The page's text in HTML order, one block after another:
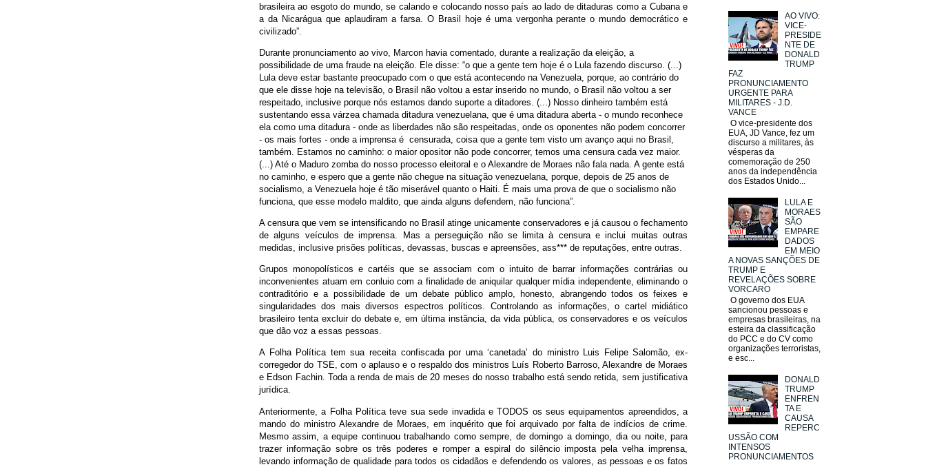
brasileira ao esgoto do mundo, se calando e colocando nosso país ao lado de ditaduras como a Cubana e
a da Nicarágua que aplaudiram a farsa. O Brasil hoje é uma vergonha perante o mundo democrático e
civilizado”.
Durante pronunciamento ao vivo, Marcon havia comentado, durante a realização da eleição, a
possibilidade de uma fraude na eleição. Ele disse: “o que a gente tem hoje é o Lula fazendo discurso. (...)
Lula deve estar bastante preocupado com o que está acontecendo na Venezuela, porque, ao contrário do
que ele disse hoje na televisão, o Brasil não voltou a estar inserido no mundo, o Brasil não voltou a ser
respeitado, inclusive porque nós estamos dando suporte a ditadores. (...) Nosso dinheiro também está
sustentando essa várzea chamada ditadura venezuelana, que é uma ditadura aberta - o mundo reconhece
ela como uma ditadura - onde as liberdades não são respeitadas, onde os oponentes não podem concorrer
- os mais fortes - onde a imprensa é censurada, coisa que a gente tem visto um avanço aqui no Brasil,
também. Estamos no caminho: o maior opositor não pode concorrer, temos uma censura cada vez maior.
(...) Até o Maduro zomba do nosso processo eleitoral e o Alexandre de Moraes não fala nada. A gente está
no caminho, e espero que a gente não chegue na situação venezuelana, porque, depois de 25 anos de
socialismo, a Venezuela hoje é tão miserável quanto o Haiti. É mais uma prova de que o socialismo não
funciona, que esse modelo maldito, que ainda alguns defendem, não funciona”.
A censura que vem se intensificando no Brasil atinge unicamente conservadores e já causou o fechamento
de alguns veículos de imprensa. Mas a perseguição não se limita à censura e inclui muitas outras
medidas, inclusive prisões políticas, devassas, buscas e apreensões, ass*** de reputações, entre outras.
Grupos monopolísticos e cartéis que se associam com o intuito de barrar informações contrárias ou
inconvenientes atuam em conluio com a finalidade de aniquilar qualquer mídia independente, eliminando o
contraditório e a possibilidade de um debate público amplo, honesto, abrangendo todos os feixes e
singularidades dos mais diversos espectros políticos. Controlando as informações, o cartel midiático
brasileiro tenta excluir do debate e, em última instância, da vida pública, os conservadores e os veículos
que dão voz a essas pessoas.
A Folha Política tem sua receita confiscada por uma ‘canetada’ do ministro Luis Felipe Salomão, ex-
corregedor do TSE, com o aplauso e o respaldo dos ministros Luís Roberto Barroso, Alexandre de Moraes
e Edson Fachin. Toda a renda de mais de 20 meses do nosso trabalho está sendo retida, sem justificativa
jurídica.
Anteriormente, a Folha Política teve sua sede invadida e TODOS os seus equipamentos apreendidos, a
mando do ministro Alexandre de Moraes, em inquérito que foi arquivado por falta de indícios de crime.
Mesmo assim, a equipe continuou trabalhando como sempre, de domingo a domingo, dia ou noite, para
trazer informação sobre os três poderes e romper a espiral do silêncio imposta pela velha imprensa,
levando informação de qualidade para todos os cidadãos e defendendo os valores, as pessoas e os fatos
AO VIVO:
VICE-
PRESIDE
NTE DE
DONALD
TRUMP
FAZ
PRONUNCIAMENTO
URGENTE PARA
MILITARES - J.D.
VANCE
O vice-presidente dos
EUA, JD Vance, fez um
discurso a militares, às
vésperas da
comemoração de 250
anos da independência
dos Estados Unido...
LULA E
MORAES
SÃO
EMPARE
DADOS
EM MEIO
A NOVAS SANÇÕES DE
TRUMP E
REVELAÇÕES SOBRE
VORCARO
O governo dos EUA
sancionou pessoas e
empresas brasileiras, na
esteira da classificação
do PCC e do CV como
organizações terroristas,
e esc...
DONALD
TRUMP
ENFREN
TA E
CAUSA
REPERC
USSÃO COM
INTENSOS
PRONUNCIAMENTOS